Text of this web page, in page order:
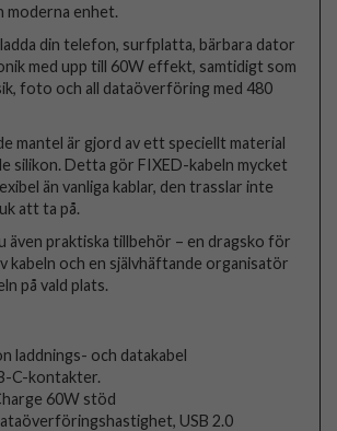
enhet.
din telefon, surfplatta, bärbara dator
med upp till 60W effekt, samtidigt som
foto och all dataöverföring med 480
mantel är gjord av ett speciellt material
silikon. Detta gör FIXED-kabeln mycket
än vanliga kablar, den trasslar inte
att ta på.
även praktiska tillbehör – en dragsko för
kabeln och en självhäftande organisatör
på vald plats.
laddnings- och datakabel
C-kontakter.
60W stöd
USB 2.0